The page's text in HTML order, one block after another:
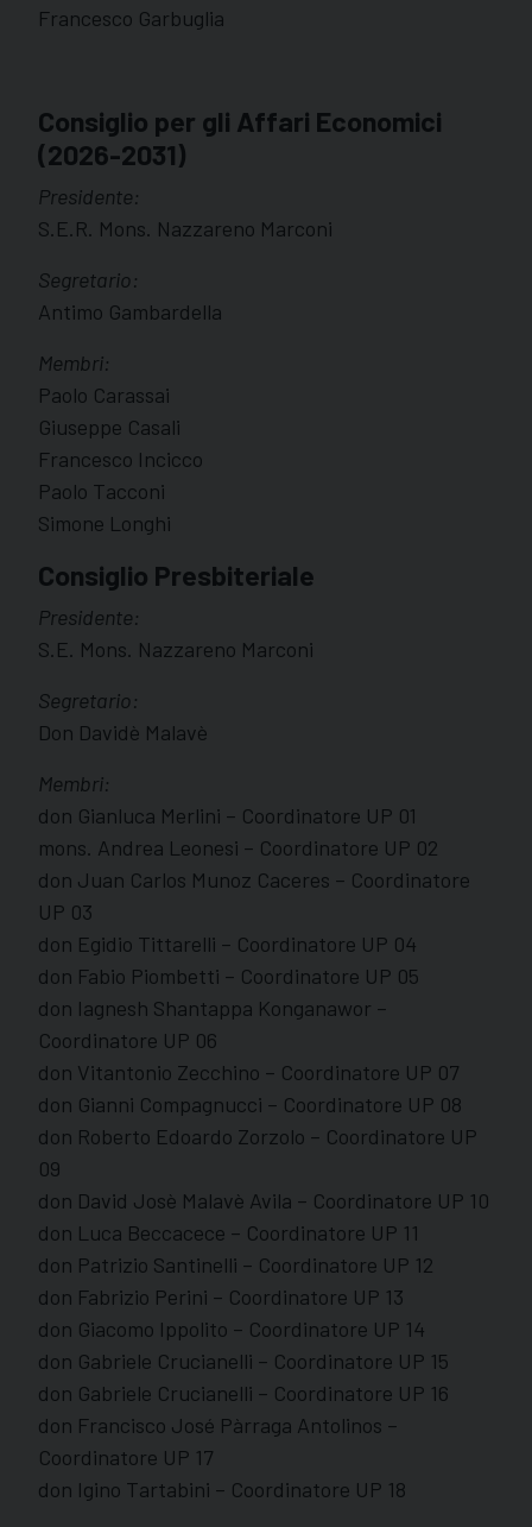
Francesco Garbuglia
Consiglio per gli Affari Economici
(2026-2031)
Presidente:
S.E.R. Mons. Nazzareno Marconi
Segretario:
Antimo Gambardella
Membri:
Paolo Carassai
Giuseppe Casali
Francesco Incicco
Paolo Tacconi
Simone Longhi
Consiglio Presbiteriale
Presidente:
S.E. Mons. Nazzareno Marconi
Segretario:
Don Davidè Malavè
Membri:
don Gianluca Merlini – Coordinatore UP 01
mons. Andrea Leonesi – Coordinatore UP 02
don Juan Carlos Munoz Caceres – Coordinatore
UP 03
don Egidio Tittarelli – Coordinatore UP 04
don Fabio Piombetti – Coordinatore UP 05
don Iagnesh Shantappa Konganawor –
Coordinatore UP 06
don Vitantonio Zecchino – Coordinatore UP 07
don Gianni Compagnucci – Coordinatore UP 08
don Roberto Edoardo Zorzolo – Coordinatore UP
09
don David Josè Malavè Avila – Coordinatore UP 10
don Luca Beccacece – Coordinatore UP 11
don Patrizio Santinelli – Coordinatore UP 12
don Fabrizio Perini – Coordinatore UP 13
don Giacomo Ippolito – Coordinatore UP 14
don Gabriele Crucianelli – Coordinatore UP 15
don Gabriele Crucianelli – Coordinatore UP 16
don Francisco José Pàrraga Antolinos –
Coordinatore UP 17
don Igino Tartabini – Coordinatore UP 18